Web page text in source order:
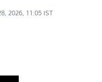
2026, 11:05 IST